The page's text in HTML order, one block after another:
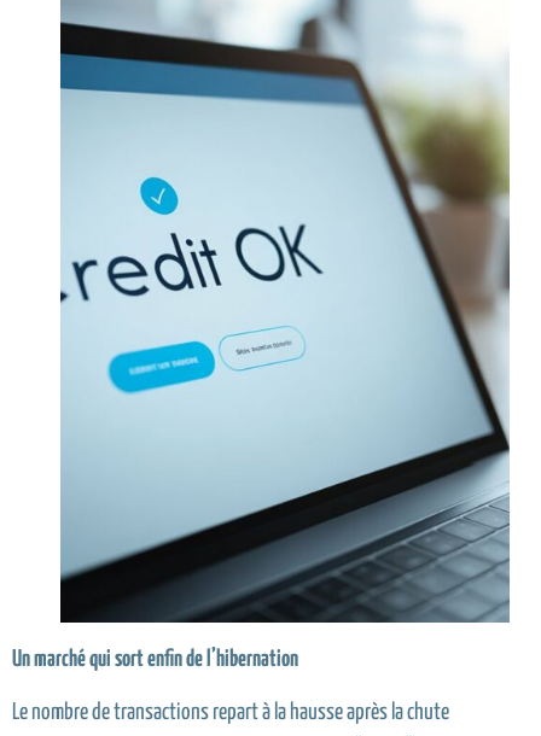
Un marchéqui sort enfin de l ’hibernation
Le nombre de transactions repart à la hausse après la chute